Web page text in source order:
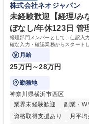
歴・資格 学歴：大学院 大学
株式会社ネオジャパン
未経験歓迎【経理/み
ぼなし/年休123日 管
経理部門メンバーとして、仕訳入
確な入力・確認業務からスタート
理知識を身につけていただきます。
月給
25万円～28万円
勤務地
神奈川県横浜市西区
業界未経験歓迎
副業・W
資格取得支援あり
月平